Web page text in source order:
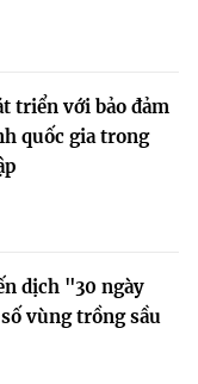
triển với bảo đảm
quốc gia trong
dịch "30 ngày
vùng trồng sầu